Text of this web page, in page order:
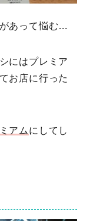
あって悩む…
にはプレミア
お店に行った
アム にしてし